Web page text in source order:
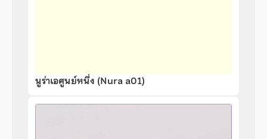
นูร่าเอศูนย์หนึ่ง (Nura a01)